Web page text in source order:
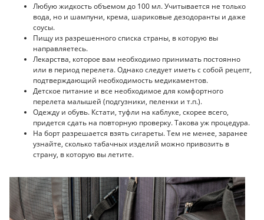
Любую жидкость объемом до 100 мл. Учитывается не только
вода, но и шампуни, крема, шариковые дезодоранты и даже
соусы.
Пищу из разрешенного списка страны, в которую вы
направляетесь.
Лекарства, которое вам необходимо принимать постоянно
или в период перелета. Однако следует иметь с собой рецепт,
подтверждающий необходимость медикаментов.
Детское питание и все необходимое для комфортного
перелета малышей (подгузники, пеленки и т.п.).
Одежду и обувь. Кстати, туфли на каблуке, скорее всего,
придется сдать на повторную проверку. Такова уж процедура.
На борт разрешается взять сигареты. Тем не менее, заранее
узнайте, сколько табачных изделий можно привозить в
страну, в которую вы летите.